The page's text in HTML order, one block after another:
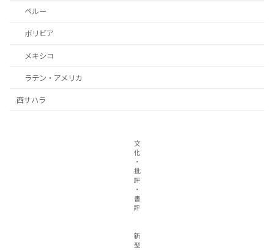
ペルー
ボリビア
メキシコ
ラテン・アメリカ
西サハラ
文
化
・
批
評
・
書
評
新
型